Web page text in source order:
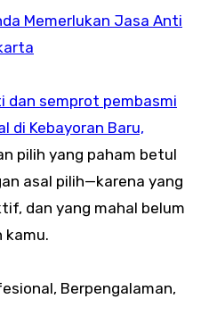
Memerlukan Jasa Anti
dan semprot pembasmi
di Kebayoran Baru,
pilih yang paham betul
asal pilih—karena yang
dan yang mahal belum
kamu.
Berpengalaman,